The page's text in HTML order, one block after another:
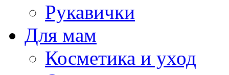
Рукавички
Для мам
Косметика и уход